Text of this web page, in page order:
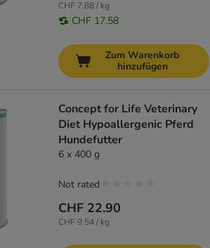
CHF 7.88 / kg
CHF 17.58
Zum Warenkorb
hinzufügen
Concept for Life Veterinary
Diet Hypoallergenic Pferd
Hundefutter
6 x 400 g
CHF 22.90
CHF 9.54 / kg
Not rated